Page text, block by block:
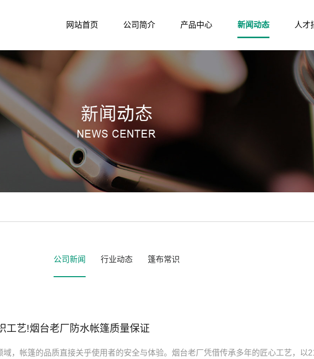
网站首页 公司简介 产品中心 新闻动态 人才
公司新闻 行业动态 篷布常识
工艺!烟台老厂防水帐篷质量保证
域，帐篷的品质直接关乎使用者的安全与体验。烟台老厂凭借传承多年的匠心工艺，以